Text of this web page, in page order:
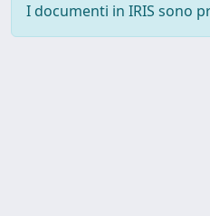
I documenti in IRIS sono